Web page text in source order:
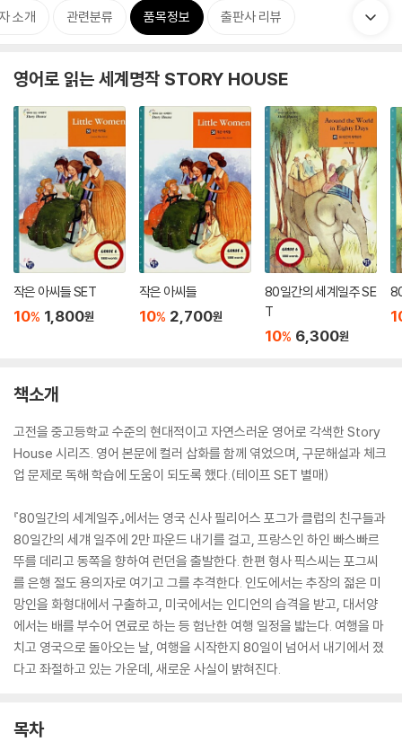
소개 관련분류 품목정보 출판사 리뷰
영어로 읽는 세계명작 STORY HOUSE
작은 아씨들 SET
10% 1,800원
작은 아씨들
10% 2,700원
80일간의 세계일주 SE
T
10% 6,300원
책소개
고전을 중고등학교 수준의 현대적이고 자연스러운 영어로 각색한 Story
House 시리즈. 영어 본문에 컬러 삽화를 함께 엮었으며, 구문해설과 체크
업 문제로 독해 학습에 도움이 되도록 했다.(테이프 SET 별매)
『80일간의 세계일주』에서는 영국 신사 필리어스 포그가 클럽의 친구들과
80일간의 세걔 일주에 2만 파운드 내기를 걸고, 프랑스인 하인 빠스빠르
뚜를 데리고 동쪽을 향하여 런던을 출발한다. 한편 형사 픽스씨는 포그씨
를 은행 절도 용의자로 여기고 그를 추격한다. 인도에서는 추장의 젊은 미
망인을 화형대에서 구출하고, 미국에서는 인디언의 습격을 받고, 대서양
에서는 배를 부수어 연료로 하는 등 험난한 여행 일정을 밟는다. 여행을 마
치고 영국으로 돌아오는 날, 여행을 시작한지 80일이 넘어서 내기에서 졌
다고 좌절하고 있는 가운데, 새로운 사실이 밝혀진다.
목차